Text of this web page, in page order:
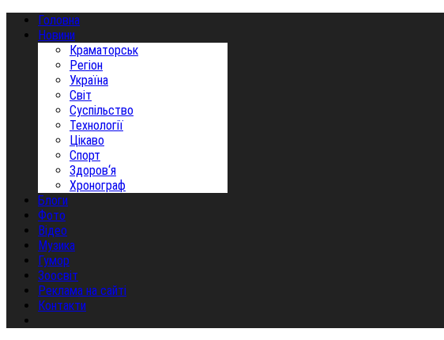
Головна
Новини
Краматорськ
Регіон
Україна
Світ
Суспільство
Технології
Цікаво
Спорт
Здоров‘я
Хронограф
Блоги
Фото
Відео
Музика
Гумор
Зоосвіт
Реклама на сайті
Контакти